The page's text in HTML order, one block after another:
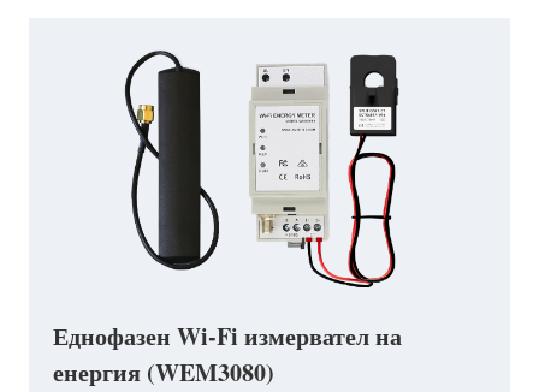
Еднофазен Wi-Fi измервател на
енергия (WEM3080)